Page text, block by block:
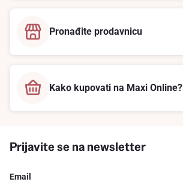
Pronađite prodavnicu
Kako kupovati na Maxi Online?
Prijavite se na newsletter
Email